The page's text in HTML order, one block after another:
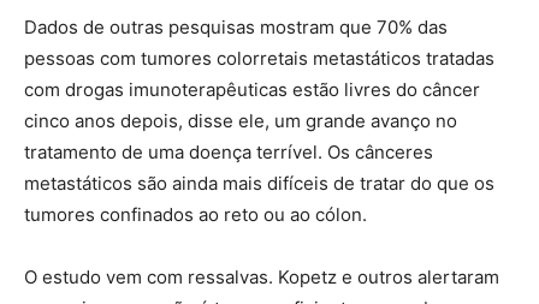
Dados de outras pesquisas mostram que 70% das
pessoas com tumores colorretais metastáticos tratadas
com drogas imunoterapêuticas estão livres do câncer
cinco anos depois, disse ele, um grande avanço no
tratamento de uma doença terrível. Os cânceres
metastáticos são ainda mais difíceis de tratar do que os
tumores confinados ao reto ou ao cólon.
O estudo vem com ressalvas. Kopetz e outros alertaram